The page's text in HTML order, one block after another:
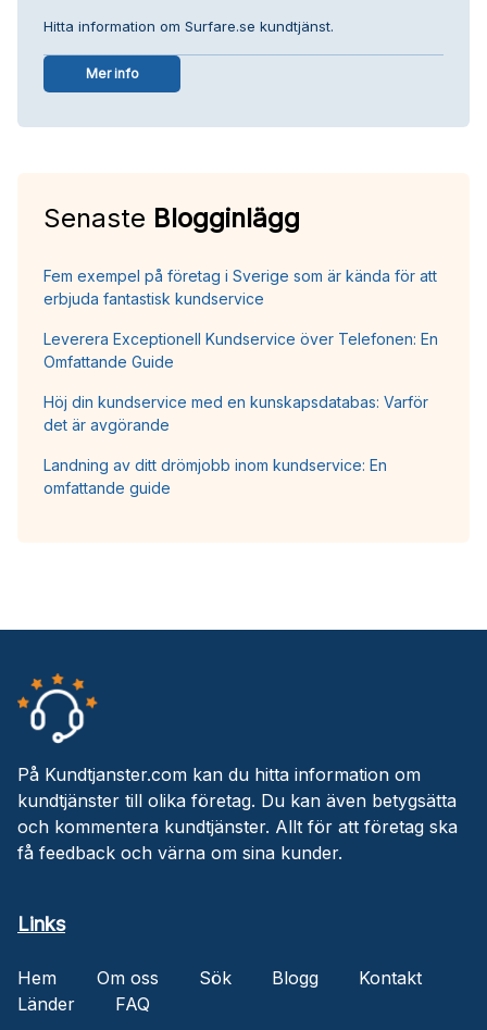
Hitta information om Surfare.se kundtjänst.
Mer info
Senaste Blogginlägg
Fem exempel på företag i Sverige som är kända för att
erbjuda fantastisk kundservice
Leverera Exceptionell Kundservice över Telefonen: En
Omfattande Guide
Höj din kundservice med en kunskapsdatabas: Varför
det är avgörande
Landning av ditt drömjobb inom kundservice: En
omfattande guide
På Kundtjanster.com kan du hitta information om
kundtjänster till olika företag. Du kan även betygsätta
och kommentera kundtjänster. Allt för att företag ska
få feedback och värna om sina kunder.
Links
Hem Om oss Sök Blogg
Kontakt
Länder
FAQ